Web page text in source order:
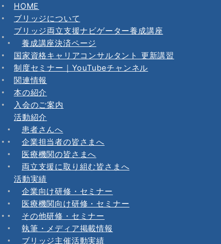
HOME
ブリッジについて
ブリッジ両立支援ナビゲーター養成講座
養成講座決済ページ
国家資格キャリアコンサルタント 更新講習
制度セミナー｜YouTubeチャンネル
関連情報
本の紹介
入会のご案内
活動紹介
患者さんへ
企業担当者の皆さまへ
医療機関の皆さまへ
両立支援に取り組む皆さまへ
活動実績
企業向け研修・セミナー
医療機関向け研修・セミナー
その他研修・セミナー
執筆・メディア掲載情報
ブリッジ主催活動実績